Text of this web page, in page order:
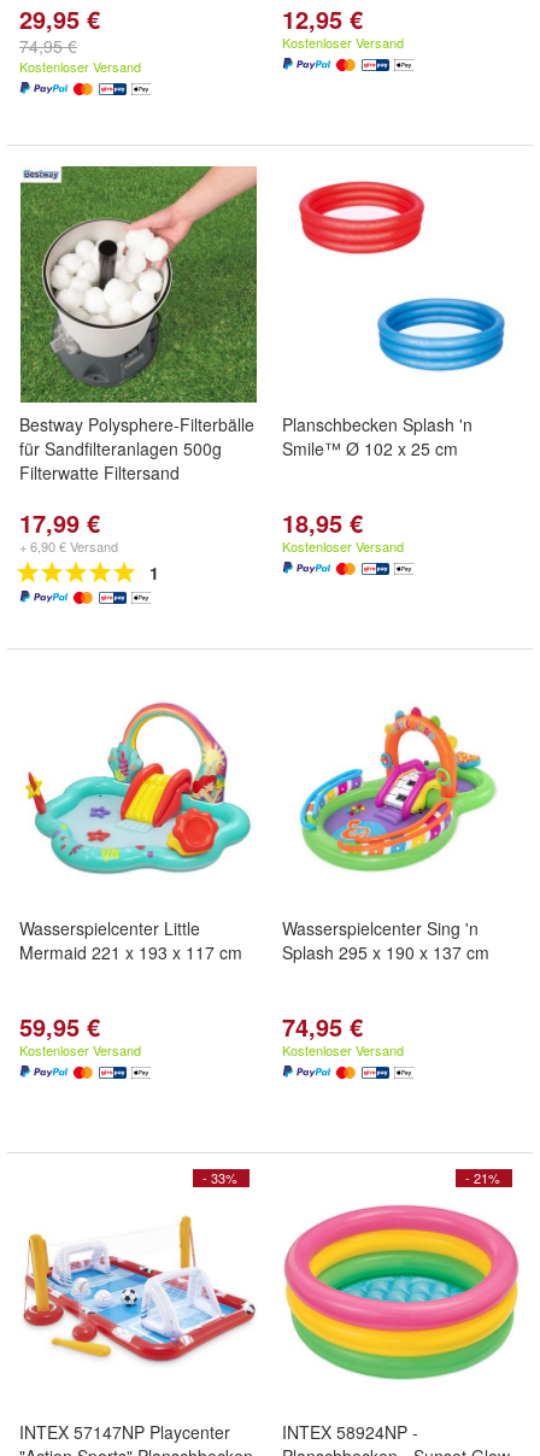
29,95 €
74,95 €
Kostenloser Versand
12,95 €
Kostenloser Versand
Bestway Polysphere-Filterbälle
für Sandfilteranlagen 500g
Filterwatte Filtersand
17,99 €
+ 6,90 € Versand
1
Planschbecken Splash 'n
Smile™ Ø 102 x 25 cm
18,95 €
Kostenloser Versand
Wasserspielcenter Little
Mermaid 221 x 193 x 117 cm
59,95 €
Kostenloser Versand
Wasserspielcenter Sing 'n
Splash 295 x 190 x 137 cm
74,95 €
Kostenloser Versand
- 33%
INTEX 57147NP Playcenter
- 21%
INTEX 58924NP -